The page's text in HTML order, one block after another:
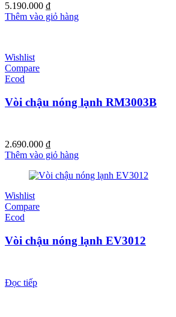
5.190.000 ₫
Thêm vào giỏ hàng
Wishlist
Compare
Ecod
Vòi chậu nóng lạnh RM3003B
2.690.000 ₫
Thêm vào giỏ hàng
Wishlist
Compare
Ecod
Vòi chậu nóng lạnh EV3012
Đọc tiếp